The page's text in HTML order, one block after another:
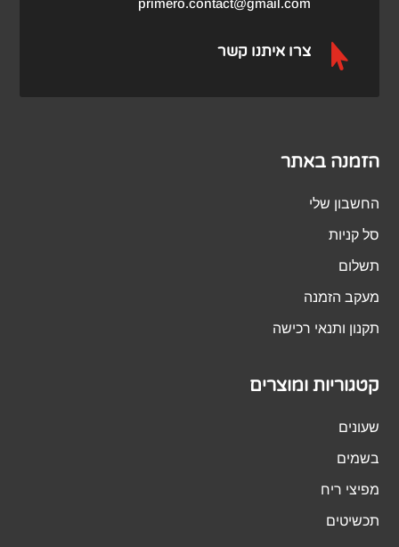
primero.contact@gmail.com
 צרו איתנו קשר
הזמנה באתר
החשבון שלי
סל קניות
תשלום
מעקב הזמנה
תקנון ותנאי רכישה
קטגוריות ומוצרים
שעונים
בשמים
מפיצי ריח
תכשיטים